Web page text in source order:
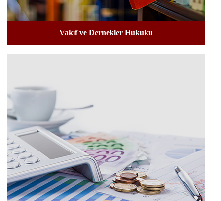
Vakıf ve Dernekler Hukuku